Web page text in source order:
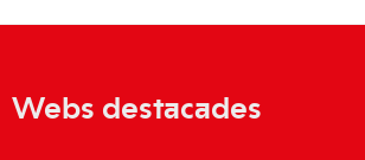
Webs destacades